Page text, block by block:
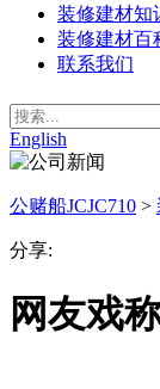
装修建材知
装修建材百
联系我们
English
公赌船JCJC710 >
分享:
网友戏